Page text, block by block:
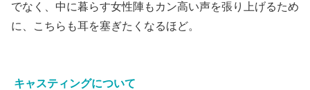
でなく、中に暮らす女性陣もカン高い声を張り上げるため
に、こちらも耳を塞ぎたくなるほど。
キャスティングについて